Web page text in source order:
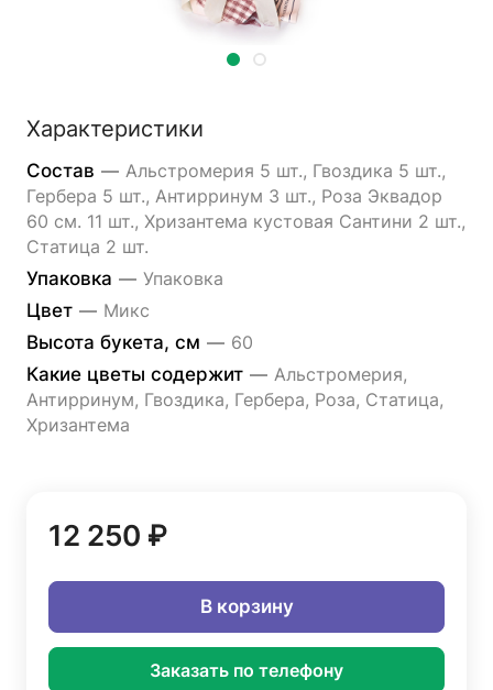
Характеристики
Состав — Альстромерия 5 шт., Гвоздика 5 шт.,
Гербера 5 шт., Антирринум 3 шт., Роза Эквадор
60 см. 11 шт., Хризантема кустовая Сантини 2 шт.,
Статица 2 шт.
Упаковка — Упаковка
Цвет — Микс
Высота букета, см — 60
Какие цветы содержит — Альстромерия,
Антирринум, Гвоздика, Гербера, Роза, Статица,
Хризантема
12 250 ₽
В корзину
Заказать по телефону